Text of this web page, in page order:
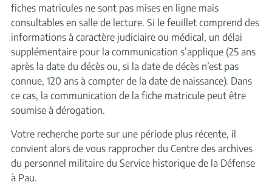
fiches matricules ne sont pas mises en ligne mais
consultables en salle de lecture. Si le feuillet comprend des
informations à caractère judiciaire ou médical, un délai
supplémentaire pour la communication s’applique (25 ans
après la date du décès ou, si la date de décès n’est pas
connue, 120 ans à compter de la date de naissance). Dans
ce cas, la communication de la fiche matricule peut être
soumise à dérogation.
Votre recherche porte sur une période plus récente, il
convient alors de vous rapprocher du Centre des archives
du personnel militaire du Service historique de la Défense
à Pau.